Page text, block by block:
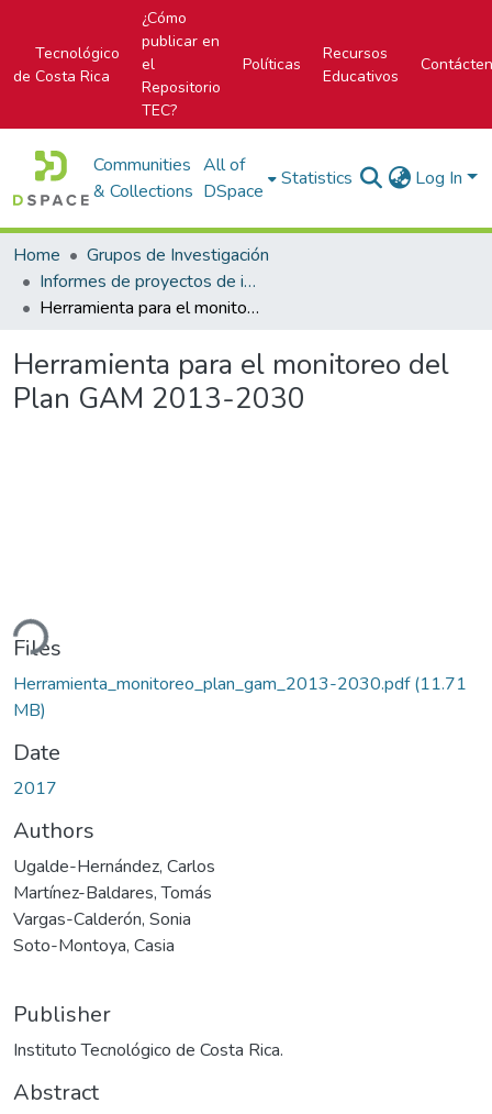
Tecnológico
de Costa Rica
¿Cómo
publicar en
el
Repositorio
TEC?
Políticas
Recursos
Educativos
Communities
& Collections
All of
DSpace
Statistics Log In
Home
Grupos de Investigación
Informes de proyectos de investigación
Herramienta para el monitoreo del Plan GAM 2013-2030
Herramienta para el monitoreo del
Plan GAM 2013-2030
Files
Herramienta_monitoreo_plan_gam_2013-2030.pdf(11.71
MB)
Date
2017
Authors
Ugalde-Hernández, Carlos
Martínez-Baldares, Tomás
Vargas-Calderón, Sonia
Soto-Montoya, Casia
Publisher
Instituto Tecnológico de Costa Rica.
Abstract